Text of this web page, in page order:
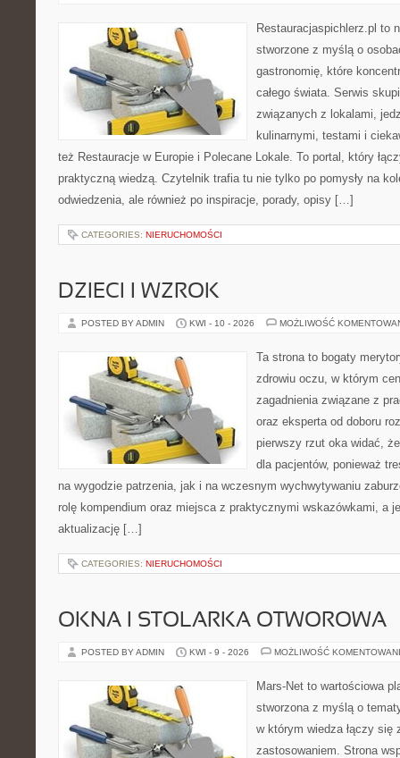
Restauracjaspichlerz.pl to
stworzone z myślą o
gastronomię, które
całego świata. Serwis
związanych z lokalami,
kulinarnymi, testami i
też Restauracje w Europie i Polecane Lokale. To portal, który
praktyczną wiedzą. Czytelnik trafia tu nie tylko po pomysły na
odwiedzenia, ale również po inspiracje, porady, opisy […]
CATEGORIES: NIERUCHOMOŚCI
DZIECI I WZROK
POSTED BY ADMIN KWI - 10 - 2026 MOŻLIWOŚĆ
Ta strona to bogaty
zdrowiu oczu, w którym
zagadnienia związane z
oraz eksperta od doboru
pierwszy rzut oka widać,
dla pacjentów, ponieważ
na wygodzie patrzenia, jak i na wczesnym wychwytywaniu
rolę kompendium oraz miejsca z praktycznymi wskazówkami, a
aktualizację […]
CATEGORIES: NIERUCHOMOŚCI
OKNA I STOLARKA OTWOROWA
POSTED BY ADMIN KWI - 9 - 2026 MOŻLIWOŚĆ
Mars-Net to wartościowa
stworzona z myślą o
w którym wiedza łączy się
zastosowaniem. Strona